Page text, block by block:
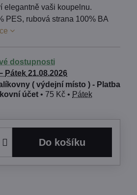
elegantně vaši koupelnu.
PES, rubová strana 100% BA
dostupnosti
Pátek 21.08.2026
( výdejní místo ) - Platba
účet• 75 Kč • Pátek
Do košíku